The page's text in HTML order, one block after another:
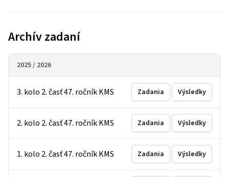
Archív zadaní
2025 / 2026
3. kolo 2. časť 47. ročník KMS Zadania Výsledky
2. kolo 2. časť 47. ročník KMS Zadania Výsledky
1. kolo 2. časť 47. ročník KMS Zadania Výsledky